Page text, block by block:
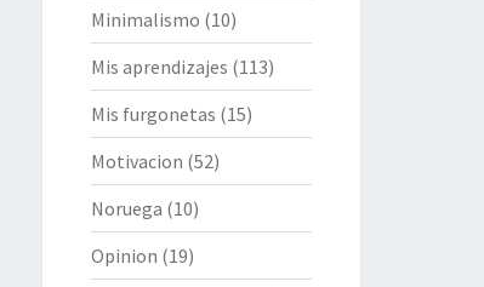
Minimalismo (10)
Mis aprendizajes (113)
Mis furgonetas (15)
Motivacion (52)
Noruega (10)
Opinion (19)